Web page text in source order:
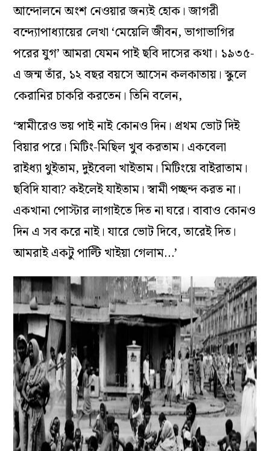
আন্দোলনে অংশ নেওয়ার জন্যই হোক। জাগরী
বন্দ্যোপাধ্যায়ের লেখা ‘মেয়েলি জীবন, ভাগাভাগির
পরের যুগ’ আমরা যেমন পাই ছবি দাসের কথা। ১৯৩৫-
এ জন্ম তাঁর, ১২ বছর বয়সে আসেন কলকাতায়। স্কুলে
কেরানির চাকরি করতেন। তিনি বলেন,
‘স্বামীরেও ভয় পাই নাই কোনও দিন। প্রথম ভোট দিই
বিয়ার পরে। মিটিং-মিছিল খুব করতাম। একবেলা
রাইধ্যা থুইতাম, দুইবেলা খাইতাম। মিটিংয়ে বাইরাতাম।
ছবিদি যাবা? কইলেই যাইতাম। স্বামী পচ্ছন্দ করত না।
একখানা পোস্টার লাগাইতে দিত না ঘরে। বাবাও কোনও
দিন এ সব করে নাই। যারে ভোট দিবে, তারেই দিত।
আমরাই একটু পাল্টি খাইয়া গেলাম…’